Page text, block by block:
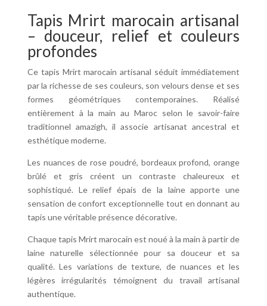
laine
artisanal
berbère
contemporain
Tapis Mrirt marocain artisanal
– douceur, relief et couleurs
profondes
Ce tapis Mrirt marocain artisanal séduit immédiatement
par la richesse de ses couleurs, son velours dense et ses
formes géométriques contemporaines. Réalisé
entièrement à la main au Maroc selon le savoir-faire
traditionnel amazigh, il associe artisanat ancestral et
esthétique moderne.
Les nuances de rose poudré, bordeaux profond, orange
brûlé et gris créent un contraste chaleureux et
sophistiqué. Le relief épais de la laine apporte une
sensation de confort exceptionnelle tout en donnant au
tapis une véritable présence décorative.
Chaque tapis Mrirt marocain est noué à la main à partir de
laine naturelle sélectionnée pour sa douceur et sa
qualité. Les variations de texture, de nuances et les
légères irrégularités témoignent du travail artisanal
authentique.